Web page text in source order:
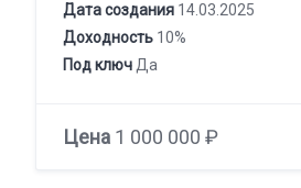
Дата создания 14.03.2025
Доходность 10%
Под ключ Да
Цена 1 000 000 ₽